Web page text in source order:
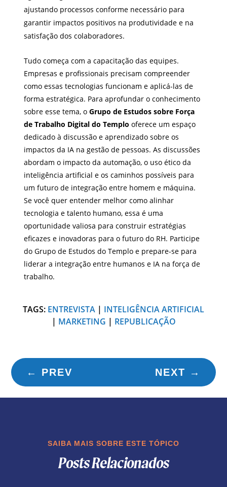
ajustando processos conforme necessário para
garantir impactos positivos na produtividade e na
satisfação dos colaboradores.
Tudo começa com a capacitação das equipes.
Empresas e profissionais precisam compreender
como essas tecnologias funcionam e aplicá-las de
forma estratégica. Para aprofundar o conhecimento
sobre esse tema, oGrupo de Estudos sobre Força
de Trabalho Digital do Templo oferece um espaço
dedicado à discussão e aprendizado sobre os
impactos da IA na gestão de pessoas. As discussões
abordam o impacto da automação, o uso ético da
inteligência artificial e os caminhos possíveis para
um futuro de integração entre homem e máquina.
Se você quer entender melhor como alinhar
tecnologia e talento humano, essa é uma
oportunidade valiosa para construir estratégias
eficazes e inovadoras para o futuro do RH. Participe
do Grupo de Estudos do Templo e prepare-se para
liderar a integração entre humanos e IA na força de
trabalho.
TAGS: ENTREVISTA | INTELIGÊNCIA ARTIFICIAL
| MARKETING | REPUBLICAÇÃO
← PREV NEXT →
SAIBA MAIS SOBRE ESTE TÓPICO
Posts Relacionados